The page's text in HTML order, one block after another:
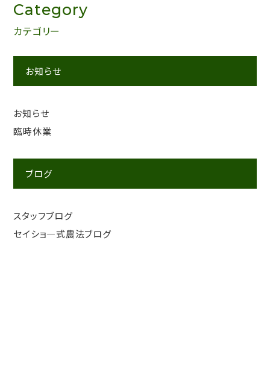
Category
カテゴリー
お知らせ
お知らせ
臨時休業
ブログ
スタッフブログ
セイショ―式農法ブログ